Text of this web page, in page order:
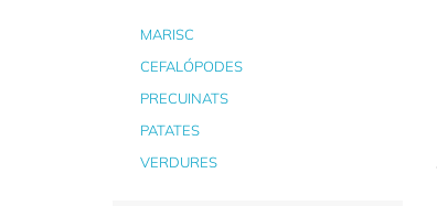
MARISC
CEFALÓPODES
PRECUINATS
PATATES
VERDURES